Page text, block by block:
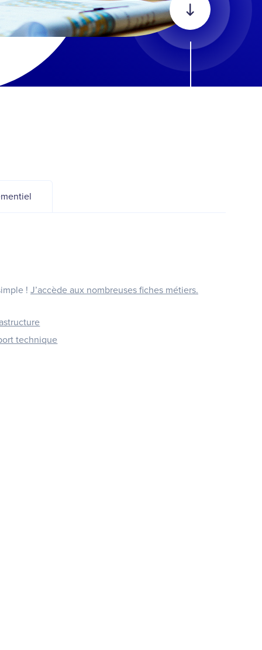
Section
! J’accède aux nombreuses fiches métiers.
technique